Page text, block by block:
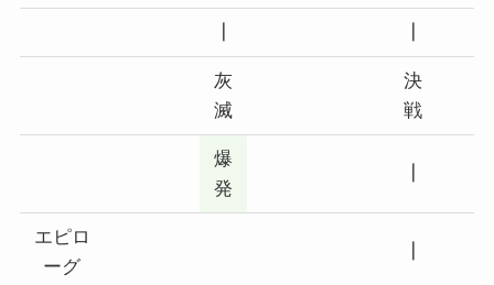
灰
滅
決
戦
爆
発
エピロ
ーグ